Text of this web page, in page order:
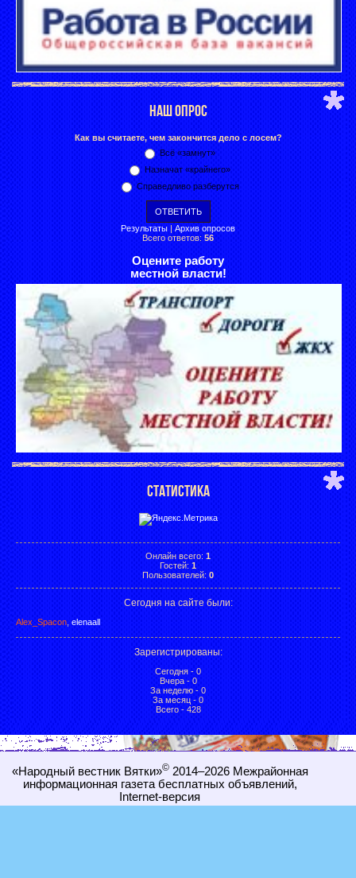
НАШ ОПРОС
Как вы считаете, чем закончится дело с лосем?
Всё «замнут»
Назначат «крайнего»
Справедливо разберутся
Результаты | Архив опросов
Всего ответов: 56
Оцените работу
местной власти!
СТАТИСТИКА
Онлайн всего: 1
Гостей: 1
Пользователей: 0
Сегодня на сайте были:
Alex_Spacon elenaall
Зарегистрированы:
Сегодня - 0
Вчера - 0
За неделю - 0
За месяц - 0
Всего - 428
«Народный вестник Вятки»©2014–2026 Межрайонная
информационная газета бесплатных объявлений,
Internet-версия